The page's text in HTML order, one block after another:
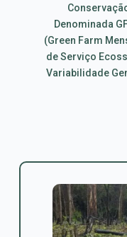
Denominada
(Green Farm
de Serviço
Variabilidade